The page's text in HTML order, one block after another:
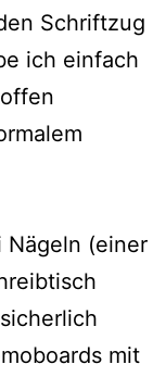
Schriftzug
ich einfach
(einer
mit